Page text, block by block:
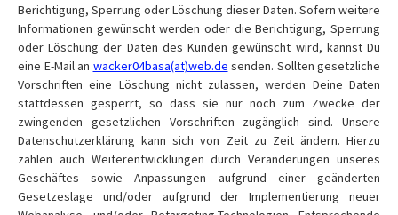
Berichtigung, Sperrung oder Löschung dieser Daten. Sofern weitere
Informationen gewünscht werden oder die Berichtigung, Sperrung
oder Löschung der Daten des Kunden gewünscht wird, kannst Du
eine E-Mail an wacker04basa(at)web.de senden. Sollten gesetzliche
Vorschriften eine Löschung nicht zulassen, werden Deine Daten
stattdessen gesperrt, so dass sie nur noch zum Zwecke der
zwingenden gesetzlichen Vorschriften zugänglich sind. Unsere
Datenschutzerklärung kann sich von Zeit zu Zeit ändern. Hierzu
zählen auch Weiterentwicklungen durch Veränderungen unseres
Geschäftes sowie Anpassungen aufgrund einer geänderten
Gesetzeslage und/oder aufgrund der Implementierung neuer